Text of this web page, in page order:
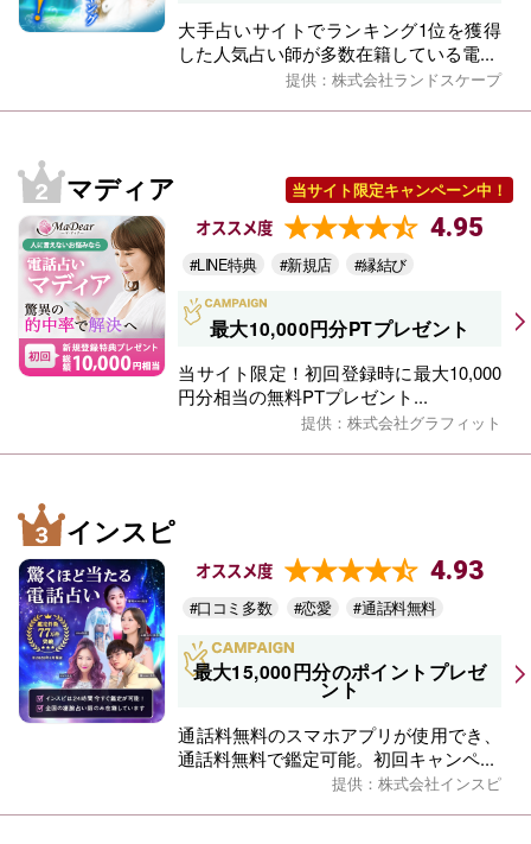
大手占いサイトでランキング1位を獲得
した人気占い師が多数在籍している電...
提供：株式会社ランドスケープ
マディア 当サイト限定キャンペーン中！
オススメ度 4.95
#LINE特典 #新規店 #縁結び
最大10,000円分PTプレゼント
当サイト限定！初回登録時に最大10,000
円分相当の無料PTプレゼント...
提供：株式会社グラフィット
インスピ
オススメ度 4.93
#口コミ多数 #恋愛 #通話料無料
最大15,000円分のポイントプレゼ
ント
通話料無料のスマホアプリが使用でき、
通話料無料で鑑定可能。初回キャンペ...
提供：株式会社インスピ